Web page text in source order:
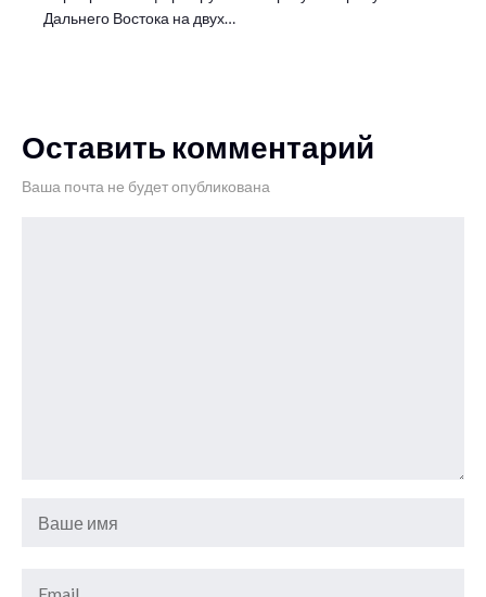
Дальнего Востока на двух…
Оставить комментарий
Ваша почта не будет опубликована